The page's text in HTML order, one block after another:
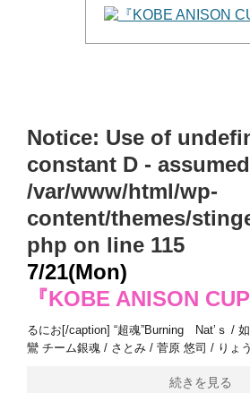
Notice: Use of
constant D -
/var/www/html/wp-
content/themes/
php on line 115
7/21(Mon)
『KOBE ANISON
るにお[/caption] “超魂”Burning Nat’ｓ /
鸞 チーム銀魂 / さとみ / 菅原 悠司 / りょ
続きを見る